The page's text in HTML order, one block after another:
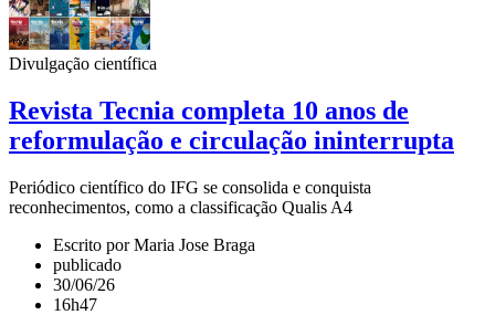
Divulgação científica
Revista Tecnia completa 10 anos de
reformulação e circulação ininterrupta
Periódico científico do IFG se consolida e conquista
reconhecimentos, como a classificação Qualis A4
Escrito por Maria Jose Braga
publicado
30/06/26
16h47